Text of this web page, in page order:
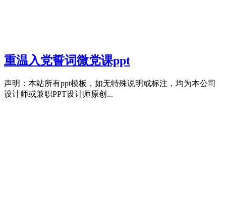
重温入党誓词微党课ppt
声明：本站所有ppt模板，如无特殊说明或标注，均为本公司
设计师或兼职PPT设计师原创...